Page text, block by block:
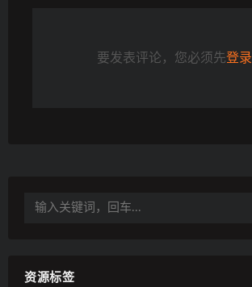
要发表评论，您必须先登录
资源标签